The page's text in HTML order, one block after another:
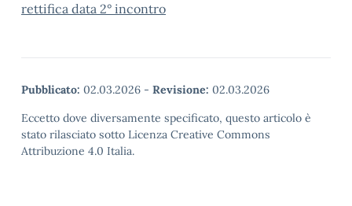
rettifica data 2° incontro
Pubblicato: 02.03.2026 - Revisione: 02.03.2026
Eccetto dove diversamente specificato, questo articolo è
stato rilasciato sotto Licenza Creative Commons
Attribuzione 4.0 Italia.